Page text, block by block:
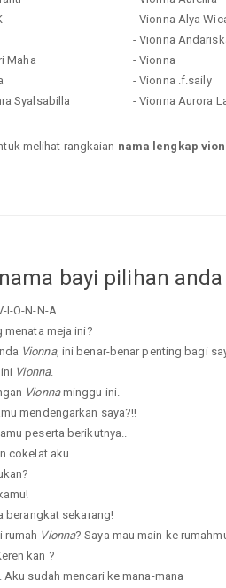
Maha
Syalsabilla
- Vionna Alya
- Vionna
- Vionna
- Vionna .f.saily
- Vionna Aurora
melihat rangkaian nama lengkap
bayi pilihan anda
I-O-N-N-A
menata meja ini?
Vionna, ini benar-benar penting bagi
Vionna.
Vionnaminggu ini.
mendengarkan saya?!!
peserta berikutnya..
cokelat aku
berangkat sekarang!
rumah Vionna? Saya mau main ke
kan ?
Aku sudah mencari ke mana-mana